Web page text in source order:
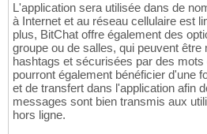
L'application sera utilisée dans de
à Internet et au réseau cellulaire est
plus, BitChat offre également des
groupe ou de salles, qui peuvent
hashtags et sécurisées par des
pourront également bénéficier d'une
et de transfert dans l'application afin
messages sont bien transmis aux
hors ligne.